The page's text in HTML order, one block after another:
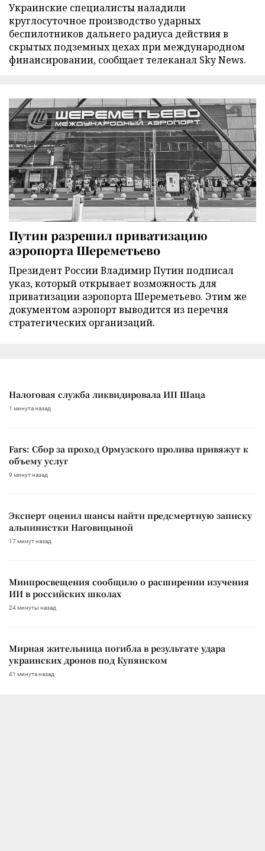
Украинские специалисты наладили
круглосуточное производство ударных
беспилотников дальнего радиуса действия в
скрытых подземных цехах при международном
финансировании, сообщает телеканал Sky News.
Путин разрешил приватизацию
аэропорта Шереметьево
Президент России Владимир Путин подписал
указ, который открывает возможность для
приватизации аэропорта Шереметьево. Этим же
документом аэропорт выводится из перечня
стратегических организаций.
Налоговая служба ликвидировала ИП Шаца
1 минута назад
Fars: Сбор за проход Ормузского пролива привяжут к
объему услуг
9 минут назад
Эксперт оценил шансы найти предсмертную записку
альпинистки Наговицыной
17 минут назад
Минпросвещения сообщило о расширении изучения
ИИ в российских школах
24 минуты назад
Мирная жительница погибла в результате удара
украинских дронов под Купянском
41 минута назад